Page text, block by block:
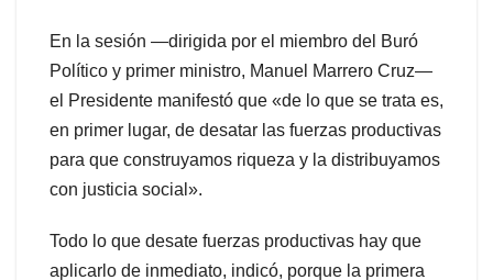
En la sesión —dirigida por el miembro del Buró
Político y primer ministro, Manuel Marrero Cruz—
el Presidente manifestó que «de lo que se trata es,
en primer lugar, de desatar las fuerzas productivas
para que construyamos riqueza y la distribuyamos
con justicia social».
Todo lo que desate fuerzas productivas hay que
aplicarlo de inmediato, indicó, porque la primera